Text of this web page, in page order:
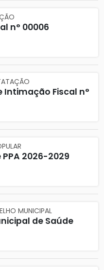
n° 00006
Fiscal n°
2026-2029
MUNICIPAL
de Saúde